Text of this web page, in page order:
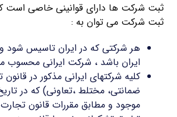
ثبت شرکت ها دارای قوانینی خاصی است
ثبت شرکت می توان به :
هر شرکتی که در ایران تاسیس شود
ایران باشد ، شرکت ایرانی
کلیه شرکتهای ایرانی مذکور در
ضمانتی، مختلط ،تعاونی) که در
موجود و مطابق مقررات قانون